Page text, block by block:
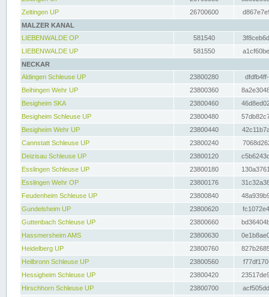
Zeltingen UP
26700600
MALZER KANAL
LIEBENWALDE OP
581540
LIEBENWALDE UP
581550
NECKAR
Aldingen Schleuse UP
23800280
Beihingen Wehr UP
23800360
Besigheim SKA
23800460
Besigheim Schleuse UP
23800480
Besigheim Wehr UP
23800440
Cannstatt Schleuse UP
23800240
Deizisau Schleuse UP
23800120
Esslingen Schleuse UP
23800180
Esslingen Wehr OP
23800176
Feudenheim Schleuse UP
23800840
Gundelsheim UP
23800620
Guttenbach Schleuse UP
23800660
Hassmersheim AMS
23800630
Heidelberg UP
23800760
Heilbronn Schleuse UP
23800560
Hessigheim Schleuse UP
23800420
Hirschhorn Schleuse UP
23800700